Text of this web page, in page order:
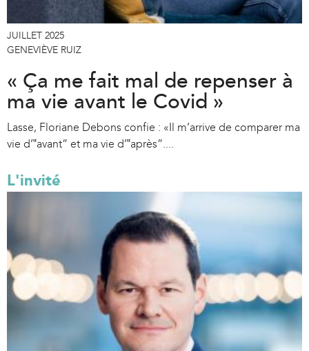
JUILLET 2025
GENEVIÈVE RUIZ
« Ça me fait mal de repenser à
ma vie avant le Covid »
Lasse, Floriane Debons confie : «Il m’arrive de comparer ma
vie d’‟avant” et ma vie d’‟après”....
L'invité